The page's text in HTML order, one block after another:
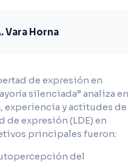
Vara Horna
de expresión en
silenciada” analiza en
y actitudes de
de expresión (LDE) en
principales fueron:
del